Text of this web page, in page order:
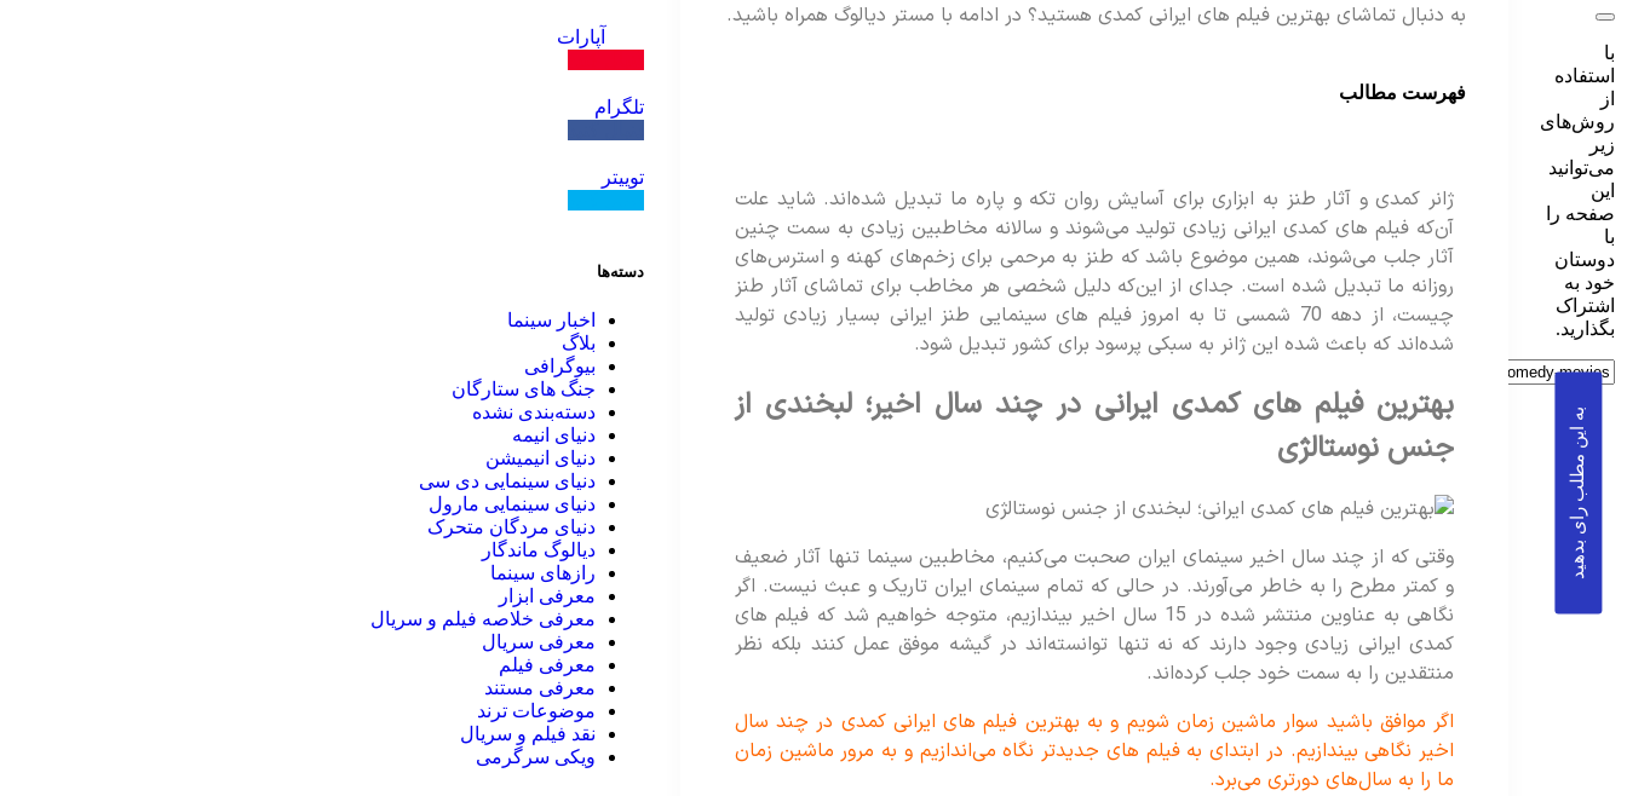
با
استفاده
از
روش‌های
زیر
می‌توانید
این
صفحه را
با
دوستان
خود به
اشتراک
بگذارید.
به این مطلب رای بدهید
به دنبال تماشای بهترین فیلم های ایرانی کمدی هستید؟ در ادامه با مستر دیالوگ همراه باشید.
فهرست مطالب
ژانر کمدی و آثار طنز به ابزاری برای آسایش روان تکه و پاره ما تبدیل شده‌اند. شاید علت
آن‌که فیلم های کمدی ایرانی زیادی تولید می‌شوند و سالانه مخاطبین زیادی به سمت چنین
آثار جلب می‌شوند، همین موضوع باشد که طنز به مرحمی برای زخم‌های کهنه و استرس‌های
روزانه ما تبدیل شده است. جدای از این‌که دلیل شخصی هر مخاطب برای تماشای آثار طنز
چیست، از دهه 70 شمسی تا به امروز فیلم های سینمایی طنز ایرانی بسیار زیادی تولید
شده‌اند که باعث شده این ژانر به سبکی پرسود برای کشور تبدیل شود.
بهترین فیلم های کمدی ایرانی در چند سال اخیر؛ لبخندی از
جنس نوستالژی
وقتی که از چند سال اخیر سینمای ایران صحبت می‌کنیم، مخاطبین سینما تنها آثار ضعیف
و کمتر مطرح را به خاطر می‌آورند. در حالی که تمام سینمای ایران تاریک و عبث نیست. اگر
نگاهی به عناوین منتشر شده در 15 سال اخیر بیندازیم، متوجه خواهیم شد که فیلم های
کمدی ایرانی زیادی وجود دارند که نه تنها توانسته‌اند در گیشه موفق عمل کنند بلکه نظر
منتقدین را به سمت خود جلب کرده‌اند.
اگر موافق باشید سوار ماشین زمان شویم و به بهترین فیلم های ایرانی کمدی در چند سال
اخیر نگاهی بیندازیم. در ابتدای به فیلم های جدید‌تر نگاه می‌اندازیم و به مرور ماشین زمان
ما را به سال‌های دورتری می‌برد.
آپارات
تلگرام
توییتر
دسته‌ها
اخبار سینما
بلاگ
بیوگرافی
جنگ های ستارگان
دسته‌بندی نشده
دنیای انیمه
دنیای انیمیشن
دنیای سینمایی دی‌ سی
دنیای سینمایی مارول
دنیای مردگان متحرک
دیالوگ ماندگار
رازهای سینما
معرفی ابزار
معرفی خلاصه فیلم و سریال
معرفی سریال
معرفی فیلم
معرفی مستند
موضوعات ترند
نقد فیلم و سریال
ویکی سرگرمی